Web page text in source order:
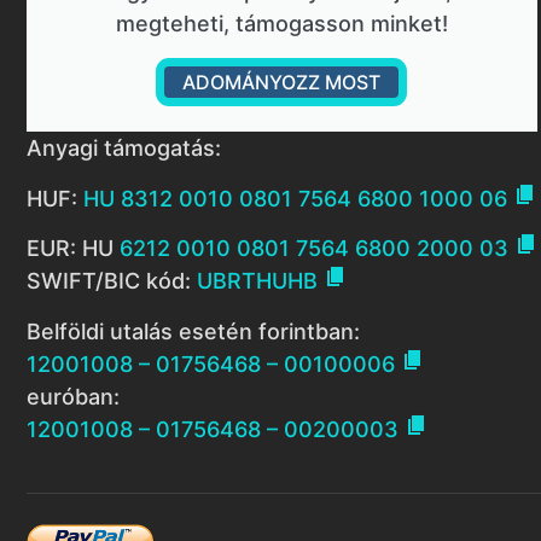
megteheti, támogasson minket!
ADOMÁNYOZZ MOST
Anyagi támogatás:
HUF: HU 8312 0010 0801 7564 6800 1000 06 
EUR: HU 6212 0010 0801 7564 6800 2000 03 
SWIFT/BIC kód: UBRTHUHB 
Belföldi utalás esetén forintban:
12001008 – 01756468 – 00100006 
euróban:
12001008 – 01756468 – 00200003 